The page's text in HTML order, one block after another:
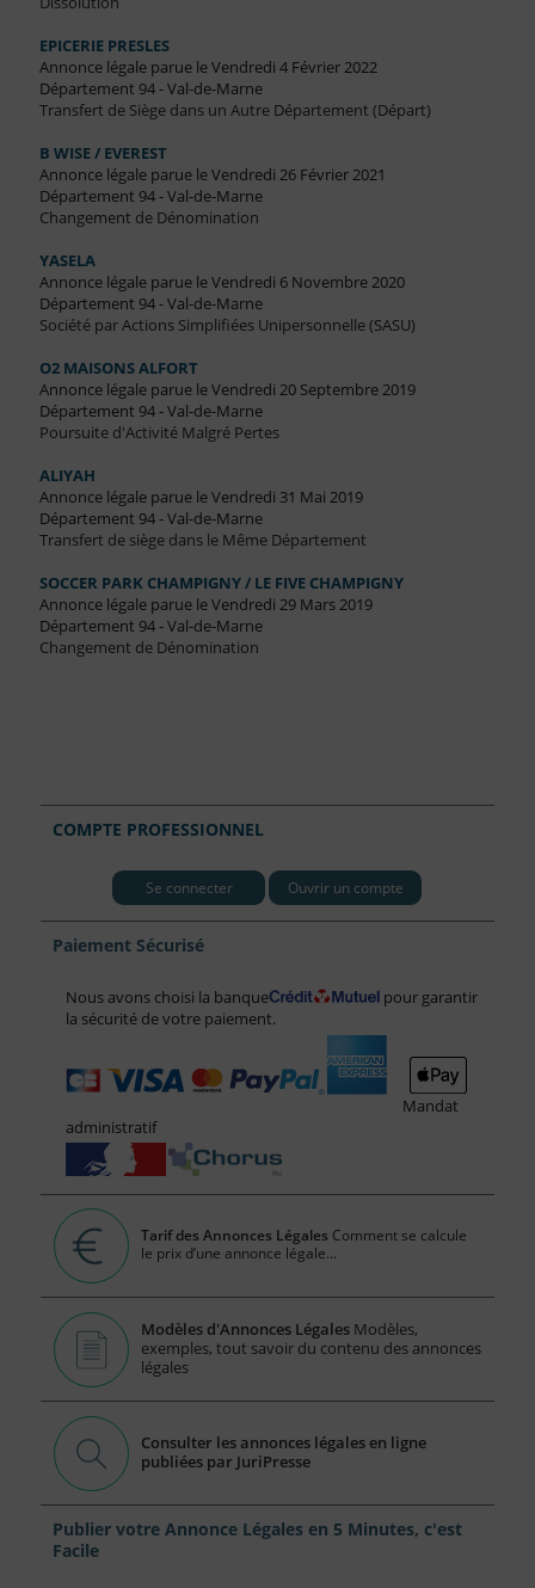
EPICERIE PRESLES
Annonce légale parue le Vendredi 4 Février 2022
Département 94 - Val-de-Marne
Transfert de Siège dans un Autre Département (Départ)
B WISE / EVEREST
Annonce légale parue le Vendredi 26 Février 2021
Département 94 - Val-de-Marne
Changement de Dénomination
YASELA
Annonce légale parue le Vendredi 6 Novembre 2020
Département 94 - Val-de-Marne
Société par Actions Simplifiées Unipersonnelle (SASU)
O2 MAISONS ALFORT
Annonce légale parue le Vendredi 20 Septembre 2019
Département 94 - Val-de-Marne
Poursuite d'Activité Malgré Pertes
ALIYAH
Annonce légale parue le Vendredi 31 Mai 2019
Département 94 - Val-de-Marne
Transfert de siège dans le Même Département
SOCCER PARK CHAMPIGNY / LE FIVE CHAMPIGNY
Annonce légale parue le Vendredi 29 Mars 2019
Département 94 - Val-de-Marne
Changement de Dénomination
COMPTE PROFESSIONNEL
Se connecter Ouvrir un compte
Paiement Sécurisé
Nous avons choisi la banque
pour garantir
la sécurité de votre paiement.
Mandat
administratif
Tarif des Annonces Légales Comment se calcule
le prix d’une annonce légale...
Modèles d'Annonces Légales Modèles,
exemples, tout savoir du contenu des annonces
légales
Consulter les annonces légales en ligne
publiées par JuriPresse
Publier votre Annonce Légales en 5 Minutes, c'est
Facile